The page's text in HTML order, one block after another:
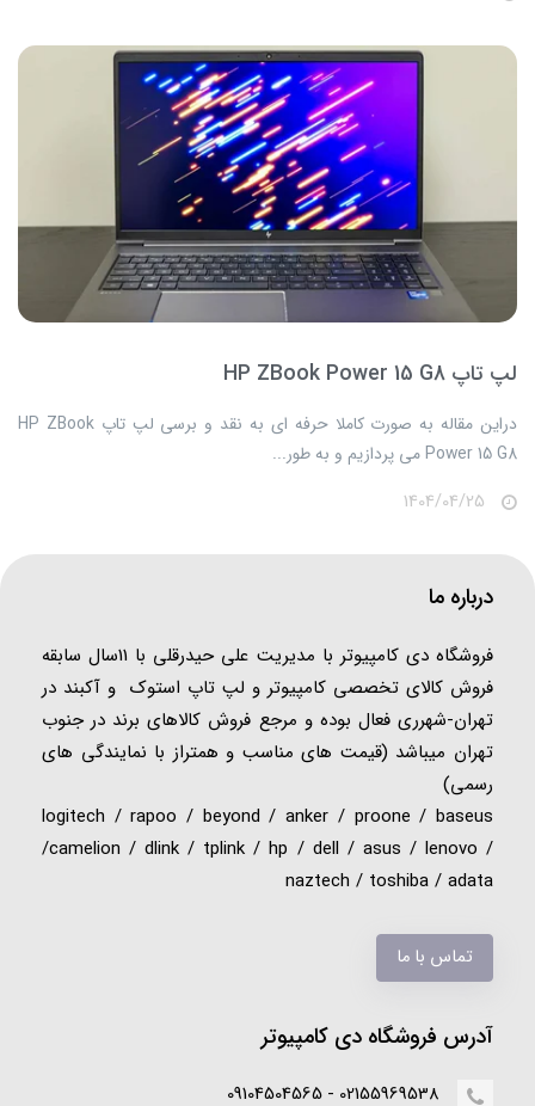
لپ تاپ HP ZBook Power 15 G8
​​​​دراین مقاله به صورت کاملا حرفه ای به نقد و برسی لپ تاپ HP ZBook
Power 15 G8 می پردازیم و به طور...
درباره ما
فروشگاه دی کامپیوتر با مدیریت علی حیدرقلی با 11سال سابقه
فروش کالای تخصصی کامپیوتر و لپ تاپ استوک و آکبند در
تهران-شهرری فعال بوده و مرجع فروش کالاهای برند در جنوب
تهران میباشد (قیمت های مناسب و همتراز با نمایندگی های
رسمی)
logitech / rapoo / beyond / anker / proone / baseus
/camelion / dlink / tplink / hp / dell / asus / lenovo /
naztech / toshiba / adata
تماس با ما
آدرس فروشگاه دی کامپیوتر
02155969538 - 09104504565